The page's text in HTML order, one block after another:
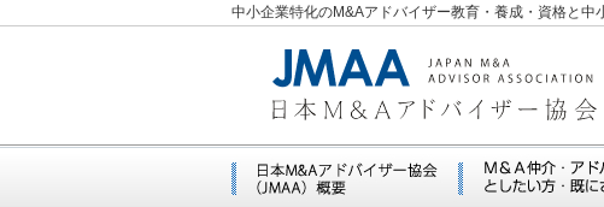
中小企業特化のM&Aアドバイザー教育・養成・資格と